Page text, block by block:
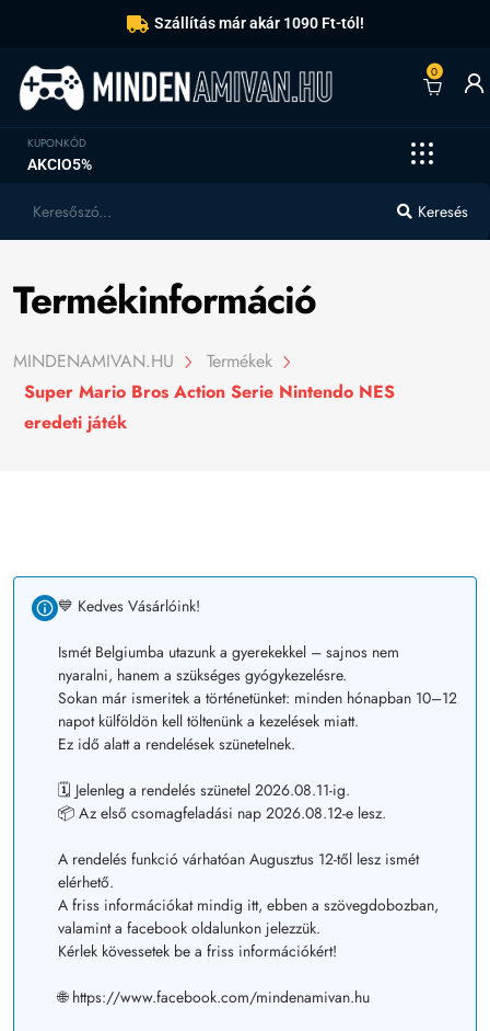
Szállítás már akár 1090 Ft-tól!
0
KUPONKÓD
AKCIO5%
Keresés
Termékinformáció
MINDENAMIVAN.HU
Termékek
Super Mario Bros Action Serie Nintendo NES
eredeti játék
💙 Kedves Vásárlóink!
Ismét Belgiumba utazunk a gyerekekkel – sajnos nem
nyaralni, hanem a szükséges gyógykezelésre.
Sokan már ismeritek a történetünket: minden hónapban 10–12
napot külföldön kell töltenünk a kezelések miatt.
Ez idő alatt a rendelések szünetelnek.
🗓️ Jelenleg a rendelés szünetel 2026.08.11-ig.
📦 Az első csomagfeladási nap 2026.08.12-e lesz.
A rendelés funkció várhatóan Augusztus 12-től lesz ismét
elérhető.
A friss információkat mindig itt, ebben a szövegdobozban,
valamint a facebook oldalunkon jelezzük.
Kérlek kövessetek be a friss információkért!
🌐 https://www.facebook.com/mindenamivan.hu